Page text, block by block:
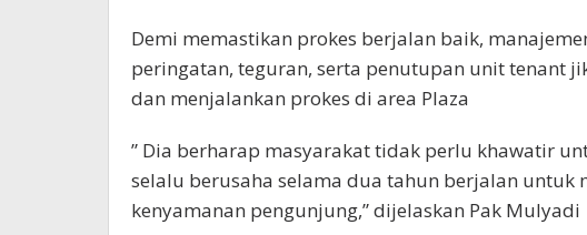
Demi memastikan prokes berjalan baik,
peringatan, teguran, serta penutupan unit tenant
dan menjalankan prokes di area Plaza
” Dia berharap masyarakat tidak perlu khawatir
selalu berusaha selama dua tahun berjalan untuk
kenyamanan pengunjung,” dijelaskan Pak Mulyadi